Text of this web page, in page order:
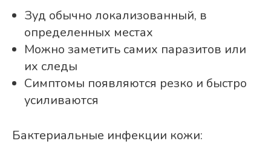
Зуд обычно локализованный, в
определенных местах
Можно заметить самих паразитов или
их следы
Симптомы появляются резко и быстро
усиливаются
Бактериальные инфекции кожи: